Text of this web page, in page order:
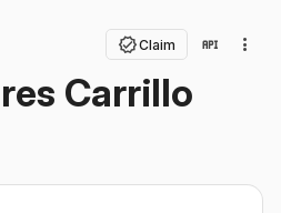
Claim
Carrillo